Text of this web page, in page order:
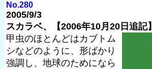
No.280
2005/9/3
スカラベ、【2006年10月20日追記】
甲虫のほとんどはカブトム
シなどのように、形ばかり
強調し、地球のためになら